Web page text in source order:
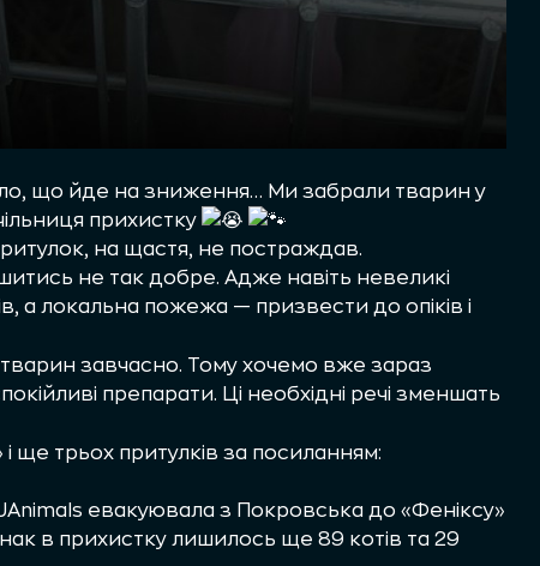
що йде на зниження… Ми забрали тварин у
прихистку
на щастя, не постраждав.
не так добре. Адже навіть невеликі
а локальна пожежа — призвести до опіків і
завчасно. Тому хочемо вже зараз
препарати. Ці необхідні речі зменшать
ще трьох притулків за посиланням:
евакуювала з Покровська до «Феніксу»
в прихистку лишилось ще 89 котів та 29